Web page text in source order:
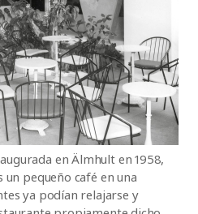
en Älmhult en 1958,
pequeño café en una
ya podían relajarse y